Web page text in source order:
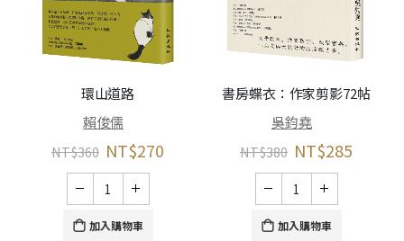
環山道路
賴俊儒
NT$360 NT$270
加入購物車
書房蝶衣：作家剪影72帖
吳鈞堯
NT$380 NT$285
加入購物車